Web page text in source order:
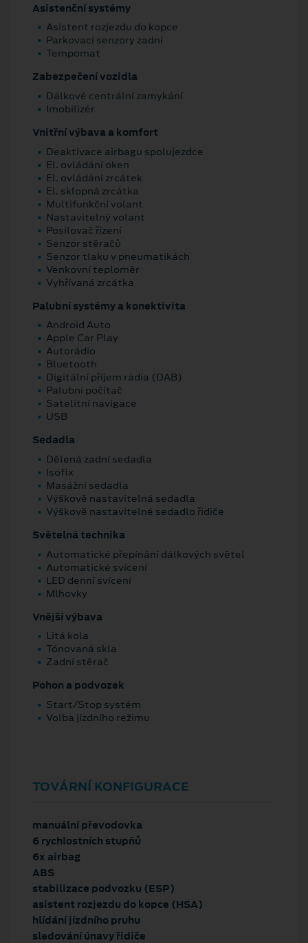
Asistenční systémy
Asistent rozjezdu do kopce
Parkovací senzory zadní
Tempomat
Zabezpečení vozidla
Dálkové centrální zamykání
Imobilizér
Vnitřní výbava a komfort
Deaktivace airbagu spolujezdce
El. ovládání oken
El. ovládání zrcátek
El. sklopná zrcátka
Multifunkční volant
Nastavitelný volant
Posilovač řízení
Senzor stěračů
Senzor tlaku v pneumatikách
Venkovní teploměr
Vyhřívaná zrcátka
Palubní systémy a konektivita
Android Auto
Apple Car Play
Autorádio
Bluetooth
Digitální příjem rádia (DAB)
Palubní počítač
Satelitní navigace
USB
Sedadla
Dělená zadní sedadla
Isofix
Masážní sedadla
Výškově nastavitelná sedadla
Výškově nastavitelné sedadlo řidiče
Světelná technika
Automatické přepínání dálkových světel
Automatické svícení
LED denní svícení
Mlhovky
Vnější výbava
Litá kola
Tónovaná skla
Zadní stěrač
Pohon a podvozek
Start/Stop systém
Volba jízdního režimu
TOVÁRNÍ KONFIGURACE
manuální převodovka
6 rychlostních stupňů
6x airbag
ABS
stabilizace podvozku (ESP)
asistent rozjezdu do kopce (HSA)
hlídání jízdního pruhu
sledování únavy řidiče